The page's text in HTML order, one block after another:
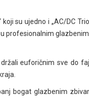
su ujedno i „AC/DC
profesionalnim
euforičnim sve do
bogat glazbenim